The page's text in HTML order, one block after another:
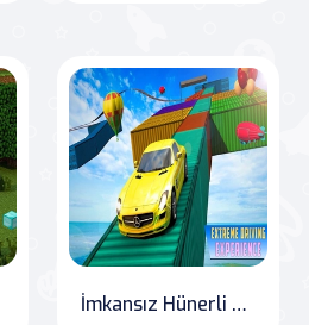
İmkansız Hünerli Araba Pistleri 3D Oyunu